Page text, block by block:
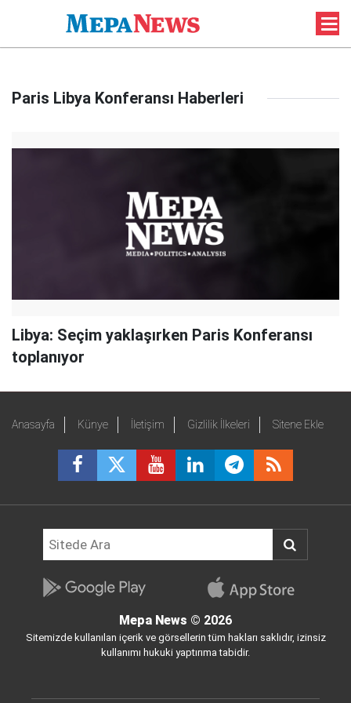
Paris Libya Konferansı Haberleri
Libya: Seçim yaklaşırken Paris Konferansı
toplanıyor
Anasayfa Künye İletişim Gizlilik İlkeleri Sitene Ekle
Mepa News © 2026
Sitemizde kullanılan içerik ve görsellerin tüm hakları saklıdır, izinsiz
kullanımı hukuki yaptırıma tabidir.